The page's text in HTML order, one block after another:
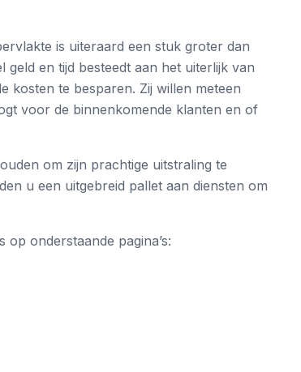
is uiteraard een stuk groter dan
en tijd besteedt aan het uiterlijk van
kosten te besparen. Zij willen meteen
voor de binnenkomende klanten en of
om zijn prachtige uitstraling te
u een uitgebreid pallet aan diensten om
onderstaande pagina’s: